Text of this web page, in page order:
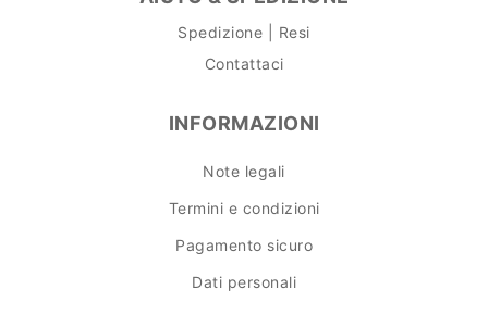
Spedizione | Resi
Contattaci
INFORMAZIONI
Note legali
Termini e condizioni
Pagamento sicuro
Dati personali